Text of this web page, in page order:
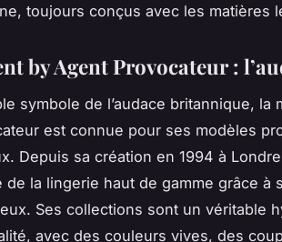
toujours conçus avec les matières
by Agent Provocateur :
symbole de l’audace britannique, la
est connue pour ses modèles
Depuis sa création en 1994 à
de la lingerie haut de gamme grâce à
Ses collections sont un véritable
avec des couleurs vives, des